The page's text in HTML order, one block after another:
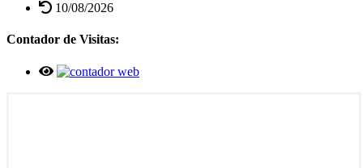
10/08/2026
Contador de Visitas: